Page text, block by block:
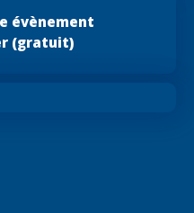
évènement
(gratuit)